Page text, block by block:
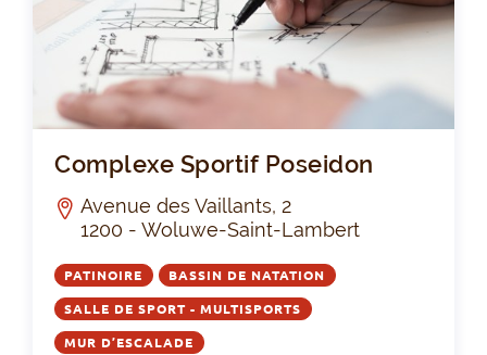
Complexe Sportif Poseidon
Avenue des Vaillants, 2
1200 - Woluwe-Saint-Lambert
PATINOIRE BASSIN DE NATATION
SALLE DE SPORT - MULTISPORTS
MUR D’ESCALADE